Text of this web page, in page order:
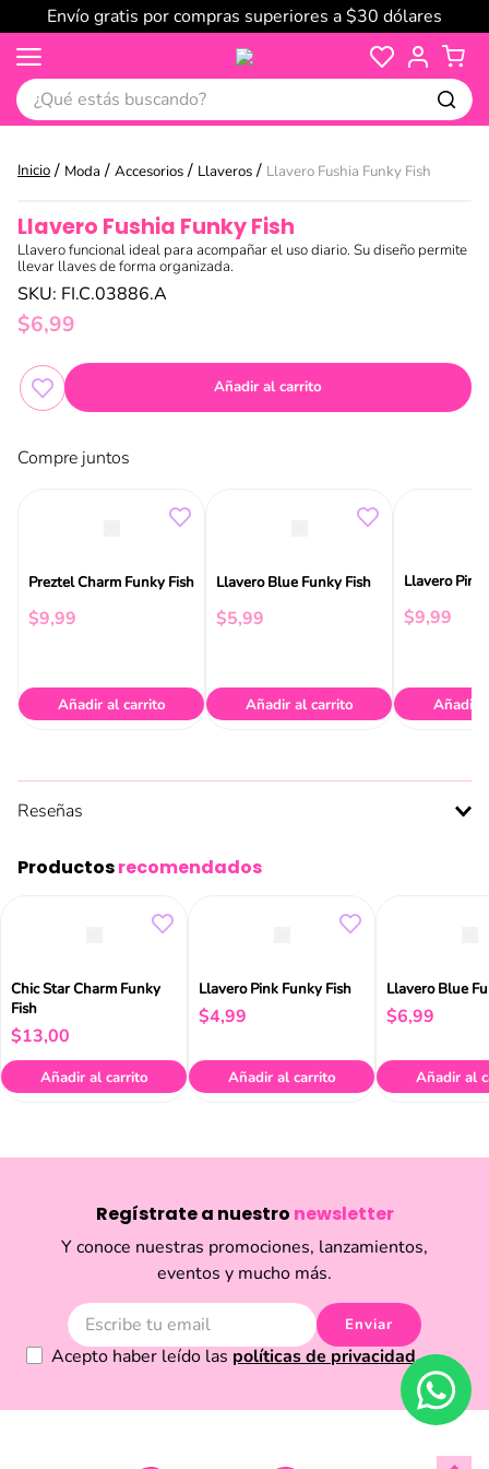
Envío gratis por compras superiores a $30 dólares
¿Qué estás buscando?
Moda Accesorios Llaveros Llavero Fushia Funky Fish
Llavero Fushia Funky Fish
Llavero funcional ideal para acompañar el uso diario. Su diseño permite
llevar llaves de forma organizada.
SKU: FI.C.03886.A
$6,99
Añadir al carrito
Compre juntos
Preztel Charm Funky Fish
$9,99
Añadir al carrito
Llavero Blue Funky Fish
$5,99
Añadir al carrito
Llavero Pink
$9,99
Añadir
Reseñas
Productosrecomendados
Chic Star Charm Funky
Fish
$13,00
Añadir al carrito
Llavero Pink Funky Fish
$4,99
Añadir al carrito
Llavero Blue
$6,99
Añadir al
Regístrate a nuestro newsletter
Y conoce nuestras promociones, lanzamientos,
eventos y mucho más.
Enviar
Acepto haber leído las políticas de privacidad.